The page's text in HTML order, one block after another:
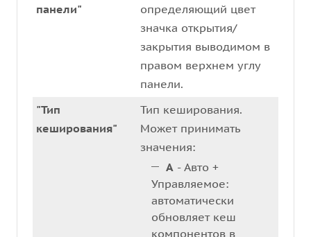
панели"
определяющий цвет
значка открытия/
закрытия выводимом в
правом верхнем углу
панели.
"Тип
кеширования"
Тип кеширования.
Может принимать
значения:
A - Авто +
Управляемое:
автоматически
обновляет кеш
компонентов в